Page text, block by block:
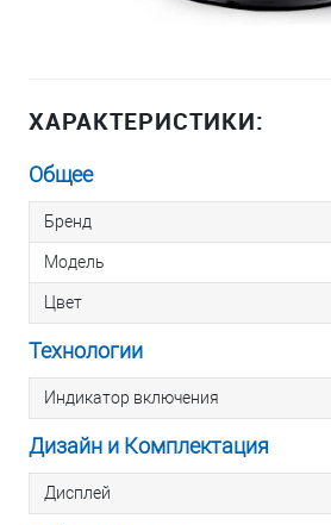
ХАРАКТЕРИСТИКИ:
Общее
Бренд
Модель
Цвет
Технологии
Индикатор включения
Дизайн и Комплектация
Дисплей